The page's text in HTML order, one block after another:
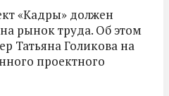
«Кадры» должен
рынок труда. Об этом
Татьяна Голикова на
проектного